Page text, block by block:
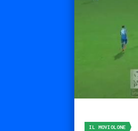
IL MOVIOLONE